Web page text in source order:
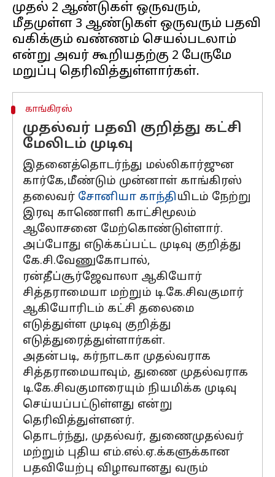
முதல் 2 ஆண்டுகள் ஒருவரும்,
மீதமுள்ள 3 ஆண்டுகள் ஒருவரும் பதவி
வகிக்கும் வண்ணம் செயல்படலாம்
என்று அவர் கூறியதற்கு 2 பேருமே
காங்கிரஸ்
முதல்வர் பதவி குறித்து கட்சி
மேலிடம் முடிவு
இதனைத்தொடர்ந்து மல்லிகார்ஜுன
கார்கே,மீண்டும் முன்னாள் காங்கிரஸ்
தலைவர் சோனியா காந்தியிடம் நேற்று
இரவு காணொளி காட்சிமூலம்
ஆலோசனை மேற்கொண்டுள்ளார்.
அப்போது எடுக்கப்பட்ட முடிவு குறித்து
கே.சி.வேணுகோபால்,
ரன்தீப்சூர்ஜேவாலா ஆகியோர்
சித்தராமையா மற்றும் டி.கே.சிவகுமார்
ஆகியோரிடம் கட்சி தலைமை
எடுத்துள்ள முடிவு குறித்து
எடுத்துரைத்துள்ளார்கள்.
அதன்படி, கர்நாடகா முதல்வராக
சித்தராமையாவும், துணை முதல்வராக
டி.கே.சிவகுமாரையும் நியமிக்க முடிவு
செய்யப்பட்டுள்ளது என்று
தெரிவித்துள்ளனர்.
தொடர்ந்து, முதல்வர், துணைமுதல்வர்
மற்றும் புதிய எம்.எல்.ஏ.க்களுக்கான
பதவியேற்பு விழாவானது வரும்